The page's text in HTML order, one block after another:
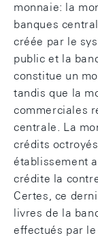
monnaie: la
banques
créée par le
public et la
constitue un
tandis que la
commerciales
centrale. La
crédits
établissement
crédite la
Certes, ce
livres de la
effectués par